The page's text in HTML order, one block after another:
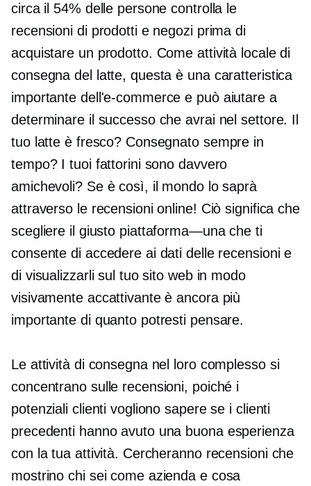
circa il 54% delle persone controlla le
recensioni di prodotti e negozi prima di
acquistare un prodotto. Come attività locale di
consegna del latte, questa è una caratteristica
importante dell'e-commerce e può aiutare a
determinare il successo che avrai nel settore. Il
tuo latte è fresco? Consegnato sempre in
tempo? I tuoi fattorini sono davvero
amichevoli? Se è così, il mondo lo saprà
attraverso le recensioni online! Ciò significa che
scegliere il giusto piattaforma—unache ti
consente di accedere ai dati delle recensioni e
di visualizzarli sul tuo sito web in modo
visivamente accattivante è ancora più
importante di quanto potresti pensare.
Le attività di consegna nel loro complesso si
concentrano sulle recensioni, poiché i
potenziali clienti vogliono sapere se i clienti
precedenti hanno avuto una buona esperienza
con la tua attività. Cercheranno recensioni che
mostrino chi sei come azienda e cosa